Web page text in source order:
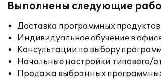
Выполнены следующие
Доставка программных продуктов
Индивидуальное обучение в
Консультации по выбору
Начальные настройки типового/
Продажа выбранных